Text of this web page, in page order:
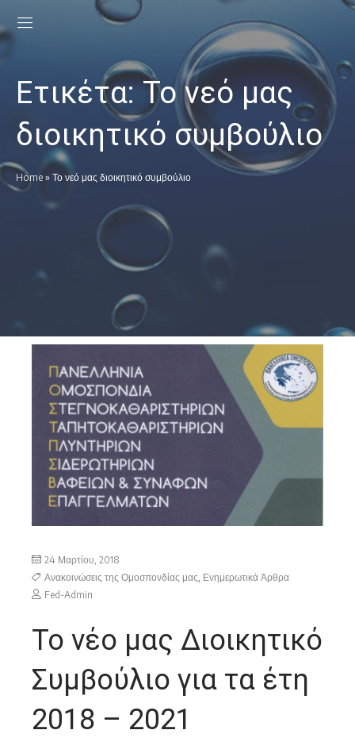
Ετικέτα:Το νεό μας
διοικητικό συμβούλιο
Home » Το νεό μας διοικητικό συμβούλιο
24 Μαρτίου, 2018
Ανακοινώσεις της Ομοσπονδίας μας, Ενημερωτικά Άρθρα
Fed-Admin
Το νέο μας Διοικητικό
Συμβούλιο για τα έτη
2018 – 2021